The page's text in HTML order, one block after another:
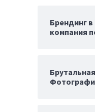
Брендинг
компания